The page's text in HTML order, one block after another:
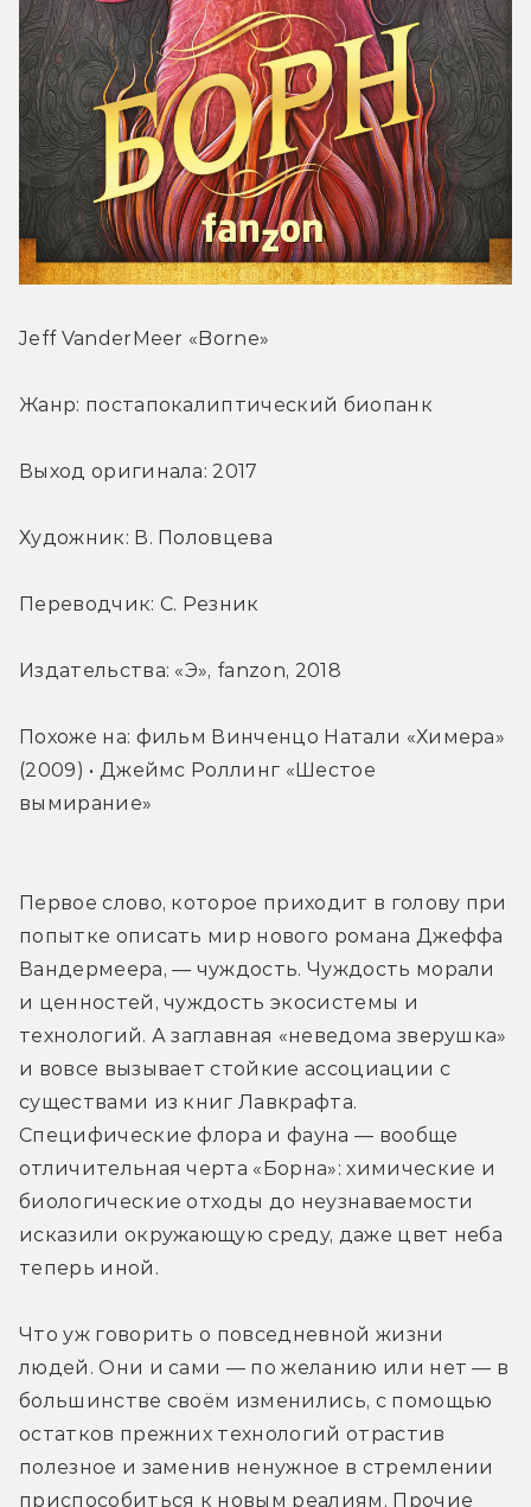
Jeff VanderMeer «Borne»
Жанр: постапокалиптический биопанк
Выход оригинала: 2017
Художник: В. Половцева
Переводчик: С. Резник
Издательства: «Э», fanzon, 2018
Похоже на: фильм Винченцо Натали «Химера»
(2009) • Джеймс Роллинг «Шестое
вымирание»
Первое слово, которое приходит в голову при
попытке описать мир нового романа Джеффа
Вандермеера, — чуждость. Чуждость морали
и ценностей, чуждость экосистемы и
технологий. А заглавная «неведома зверушка»
и вовсе вызывает стойкие ассоциации с
существами из книг Лавкрафта.
Специфические флора и фауна — вообще
отличительная черта «Борна»: химические и
биологические отходы до неузнаваемости
исказили окружающую среду, даже цвет неба
теперь иной.
Что уж говорить о повседневной жизни
людей. Они и сами — по желанию или нет — в
большинстве своём изменились, с помощью
остатков прежних технологий отрастив
полезное и заменив ненужное в стремлении
приспособиться к новым реалиям. Прочие